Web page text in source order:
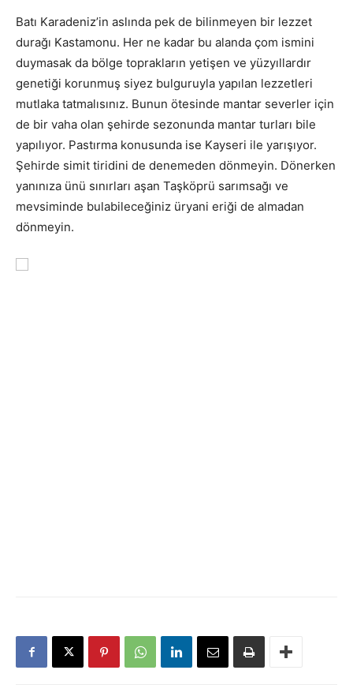
Batı Karadeniz’in aslında pek de bilinmeyen bir lezzet
durağı Kastamonu. Her ne kadar bu alanda çom ismini
duymasak da bölge toprakların yetişen ve yüzyıllardır
genetiği korunmuş siyez bulguruyla yapılan lezzetleri
mutlaka tatmalısınız. Bunun ötesinde mantar severler için
de bir vaha olan şehirde sezonunda mantar turları bile
yapılıyor. Pastırma konusunda ise Kayseri ile yarışıyor.
Şehirde simit tiridini de denemeden dönmeyin. Dönerken
yanınıza ünü sınırları aşan Taşköprü sarımsağı ve
mevsiminde bulabileceğiniz üryani eriği de almadan
dönmeyin.